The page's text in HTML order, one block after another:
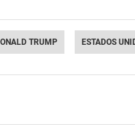
TRUMP ESTADOS